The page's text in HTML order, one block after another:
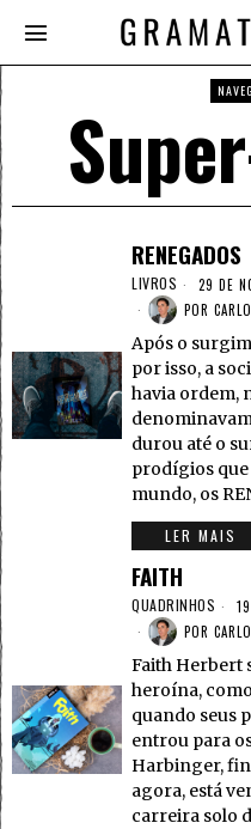
RENEGADOS
LIVROS
29 DE
POR
Após o
por isso, a
havia ordem,
durou até o
prodígios que
mundo, os
LER MAIS
FAITH
QUADRINHOS
POR
Faith Herbert
heroína,
quando seus
entrou para
Harbinger,
agora, está
carreira solo